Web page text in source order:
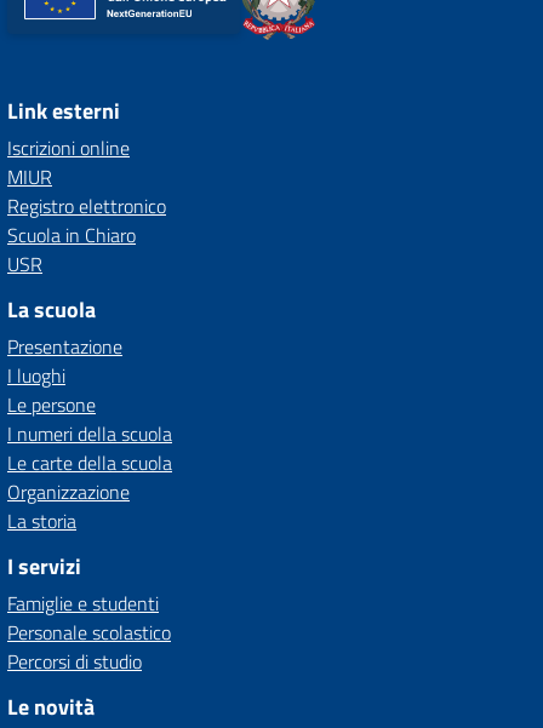
Link esterni
Iscrizioni online
MIUR
Registro elettronico
Scuola in Chiaro
USR
La scuola
Presentazione
I luoghi
Le persone
I numeri della scuola
Le carte della scuola
Organizzazione
La storia
I servizi
Famiglie e studenti
Personale scolastico
Percorsi di studio
Le novità